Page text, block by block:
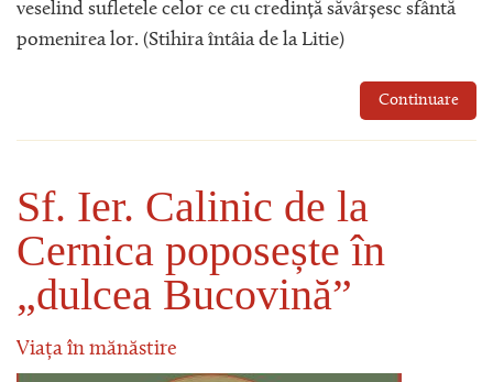
veselind sufletele celor ce cu credință săvârșesc sfântă
pomenirea lor. (Stihira întâia de la Litie)
Continuare
Sf. Ier. Calinic de la
Cernica poposește în
„dulcea Bucovină”
Viața în mănăstire